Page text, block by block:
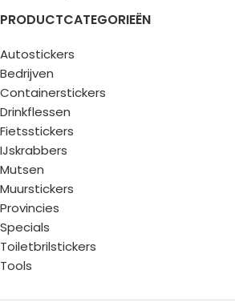
PRODUCTCATEGORIEËN
Autostickers
Bedrijven
Containerstickers
Drinkflessen
Fietsstickers
IJskrabbers
Mutsen
Muurstickers
Provincies
Specials
Toiletbrilstickers
Tools